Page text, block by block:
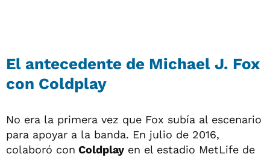
El antecedente de Michael J. Fox
con Coldplay
No era la primera vez que Fox subía al escenario
para apoyar a la banda. En julio de 2016,
colaboró con Coldplay en el estadio MetLife de